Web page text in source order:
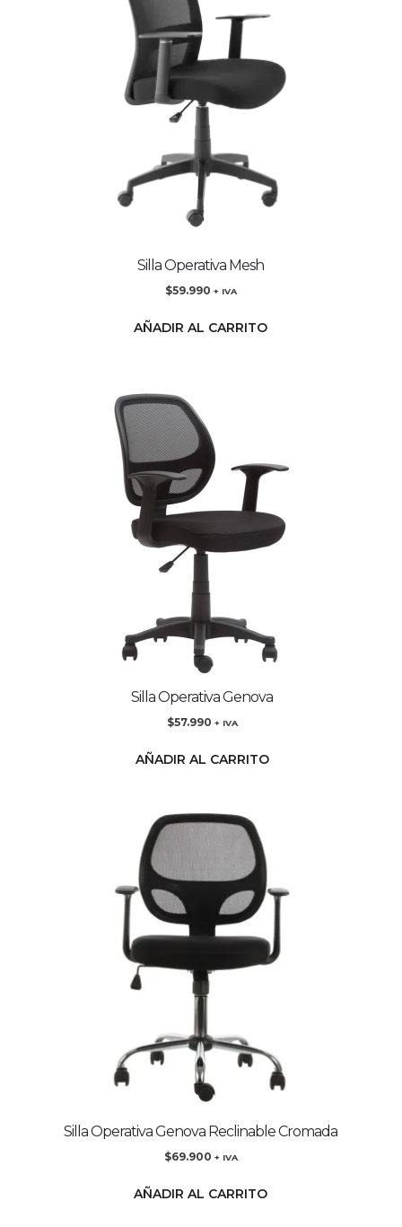
Silla Operativa Mesh
$59.990 + IVA
AÑADIR AL CARRITO
Silla Operativa Genova
$57.990 + IVA
AÑADIR AL CARRITO
Silla Operativa Genova Reclinable Cromada
$69.900 + IVA
AÑADIR AL CARRITO